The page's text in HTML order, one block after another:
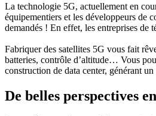
La technologie 5G, actuellement en
équipementiers et les développeurs de
demandés ! En effet, les entreprises de
Fabriquer des satellites 5G vous fait
batteries, contrôle d’altitude… Vous
construction de data center, générant
De belles perspectives